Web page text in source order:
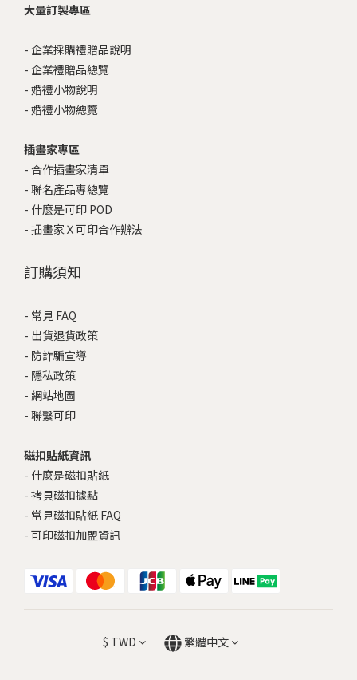
大量訂製專區
- 企業採購禮贈品說明
- 企業禮贈品總覽
- 婚禮小物說明
- 婚禮小物總覽
插畫家專區
- 合作插畫家清單
- 聯名產品專總覽
- 什麼是可印 POD
- 插畫家Ｘ可印合作辦法
訂購須知
- 常見 FAQ
- 出貨退貨政策
- 防詐騙宣導
- 隱私政策
- 網站地圖
- 聯繫可印
磁扣貼紙資訊
- 什麼是磁扣貼紙
- 拷貝磁扣據點
- 常見磁扣貼紙 FAQ
- 可印磁扣加盟資訊
$ TWD 繁體中文